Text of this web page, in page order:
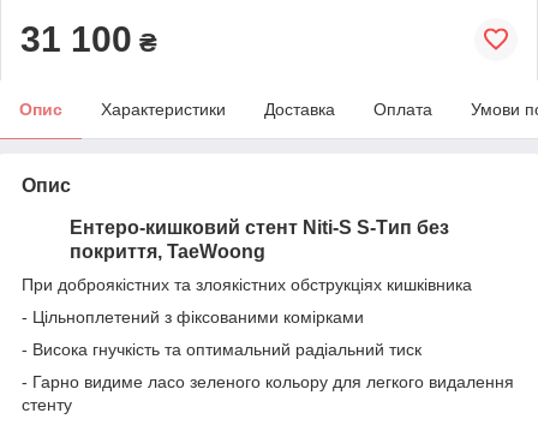
31 100 ₴
Опис Характеристики Доставка Оплата Умови
Опис
Ентеро-кишковий стент Niti-S S-Tип без
покриття, TaeWoong
При доброякістних та злоякістних обструкціях кишківника
- Цільноплетений з фіксованими комірками
- Висока гнучкість та оптимальний радіальний тиск
- Гарно видиме ласо зеленого кольору для легкого видалення
стенту